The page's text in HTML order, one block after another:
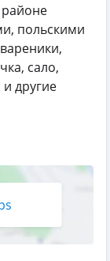
польскими
сало,
другие